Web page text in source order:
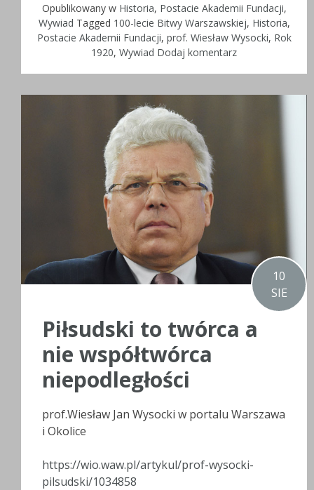
Opublikowany w Historia, Postacie Akademii Fundacji,
Wywiad Tagged 100-lecie Bitwy Warszawskiej, Historia,
Postacie Akademii Fundacji, prof. Wiesław Wysocki, Rok
1920, Wywiad Dodaj komentarz
10
SIE
Piłsudski to twórca a
nie współtwórca
niepodległości
prof.Wiesław Jan Wysocki w portalu Warszawa
i Okolice
https://wio.waw.pl/artykul/prof-wysocki-
pilsudski/1034858